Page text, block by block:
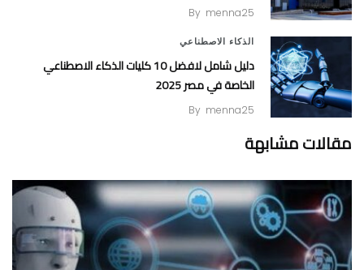
By menna25
الذكاء الاصطناعي
دليل شامل لافضل 10 كليات الذكاء الاصطناعي
الخاصة في مصر 2025
By menna25
مقالات مشابهة